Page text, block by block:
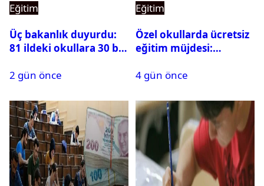
Eğitim
Üç bakanlık duyurdu:
81 ildeki okullara 30 bin
alınacak
2 gün önce
Eğitim
Özel okullarda ücretsiz
eğitim müjdesi:
başladı
4 gün önce